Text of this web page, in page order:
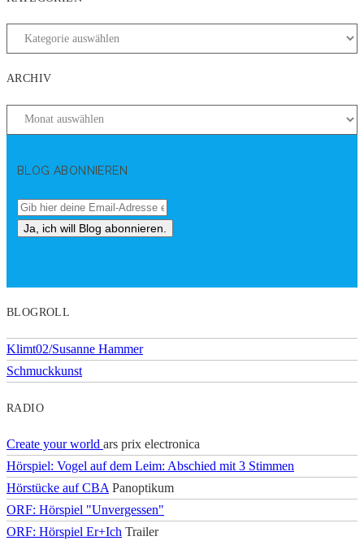
ARCHIV
BLOG ABONNIEREN
BLOGROLL
Klimt02/Susanne Hammer
Schmuckkunst
RADIO
Create your world ars prix electronica
Hörspiel: Vogel auf dem Leim: Abschied mit 3 Stimmen
Hörstücke auf CBA Panoptikum
ORF: Hörspiel "Unvergessen"
ORF: Hörspiel Er+Ich Trailer